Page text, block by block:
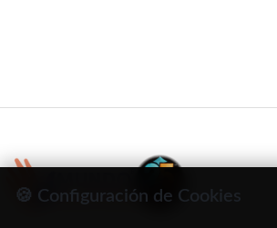
🍪 Configuración de Cookies